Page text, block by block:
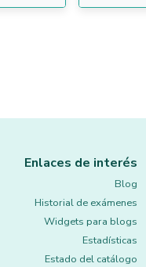
Enlaces de interés
Blog
Historial de exámenes
Widgets para blogs
Estadísticas
Estado del catálogo